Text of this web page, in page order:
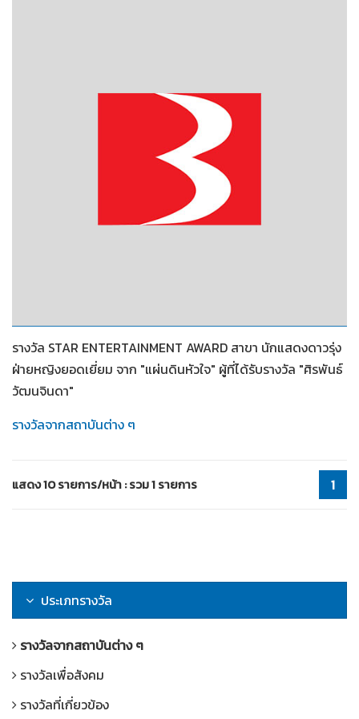
2548
รางวัล STAR ENTERTAINMENT AWARD สาขา นักแสดงดาวรุ่ง
ฝ่ายหญิงยอดเยี่ยม จาก "แผ่นดินหัวใจ" ผู้ที่ได้รับรางวัล "ศิรพันธ์
วัฒนจินดา"
รางวัลจากสถาบันต่าง ๆ
แสดง 10 รายการ/หน้า : รวม 1 รายการ 1
ประเภทรางวัล
รางวัลจากสถาบันต่าง ๆ
รางวัลเพื่อสังคม
รางวัลที่เกี่ยวข้อง